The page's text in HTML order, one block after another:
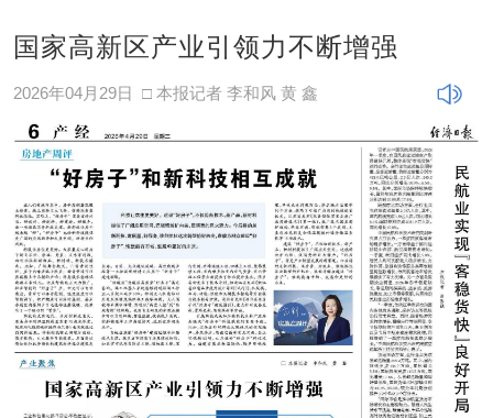
国家高新区产业引领力不断增强
2026年04月29日 □ 本报记者 李和风 黄 鑫